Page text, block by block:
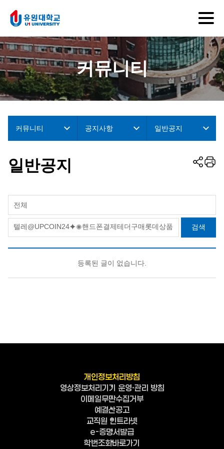
커뮤니티
커뮤니티 공지사항 일반공지
일반공지
전체
검색
등록된 글이 없습니다.
개인정보처리방침
영상정보처리기기 운영·관리 방침
이메일무단수집거부
예결산공고
교직원 인트라넷
e-증명서발급
학번조회바로가기